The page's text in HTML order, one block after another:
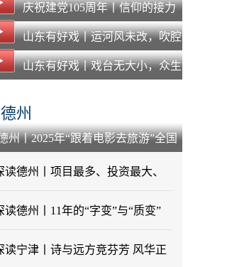
必得，“惠”企纾困 德州NQI一站
式平台打通质量服务“最后一公
里”
庆祝建党105周年丨信仰的接力
山东有好戏丨运河风未改，吹腔
声犹在：在“主角”之外，看见另
山东有好戏丨戏台无大小，众生
艺路
州
州丨2025年“跟着电影去旅游”全国
动仪式为何选择在乐陵举行？
读德州丨项目最多、投资最大、
最重！德州市重大交通基础设施
新“进度条”
读德州丨11年的“字变”与“质变”
天衢新区新一代信息技术产业筑
读宁津丨诗与远方竞芬芳 风华正